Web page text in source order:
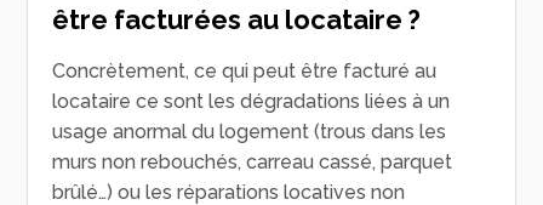
être facturées au locataire ?
Concrètement, ce qui peut être facturé au
locataire ce sont les dégradations liées à un
usage anormal du logement (trous dans les
murs non rebouchés, carreau cassé, parquet
brûlé…) ou les réparations locatives non